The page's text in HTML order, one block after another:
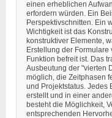
einen erheblichen
erfordern würden. Ein
Perspektivschnitten. Ein
Wichtigkeit ist das
konstruktiver Elemente,
Erstellung der
Funktion befreit ist. Das
Ausbeutung der "vierten
möglich, die Zeitphasen
und Projektstatus. Jedes
erstellt und in einer
besteht die Möglichkeit,
entsprechenden